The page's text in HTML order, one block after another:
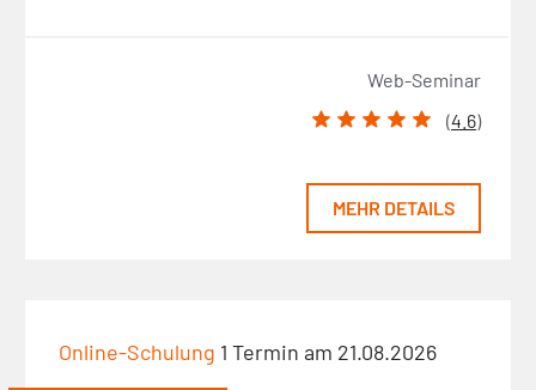
Web-Seminar
(4.6)
MEHR DETAILS
Online-Schulung 1 Termin am 21.08.2026